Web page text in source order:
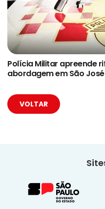
Polícia Militar apreende
abordagem em São
VOLTAR